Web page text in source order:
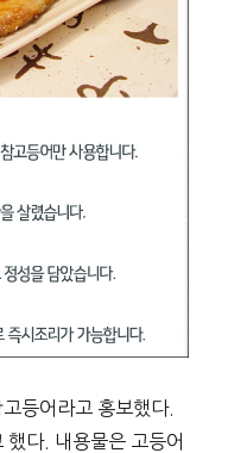
등어라고 홍보했다.
했다. 내용물은 고등어